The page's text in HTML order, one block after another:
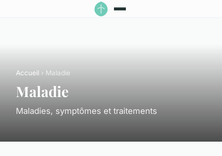
Accueil › Maladie
Maladie
Maladies, symptômes et traitements